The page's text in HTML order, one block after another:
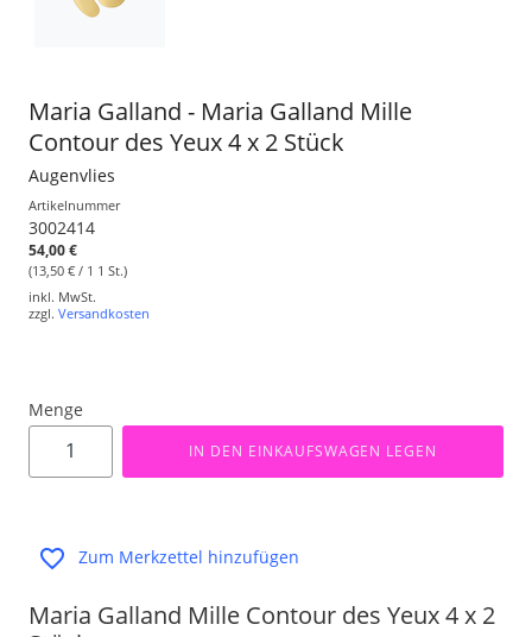
Maria Galland - Maria Galland Mille
Contour des Yeux 4 x 2 Stück
Augenvlies
Artikelnummer
3002414
54,00 €
(13,50 € / 1 1 St.)
inkl. MwSt.
zzgl. Versandkosten
Menge
IN DEN EINKAUFSWAGEN LEGEN
Zum Merkzettel hinzufügen
Maria Galland Mille Contour des Yeux 4 x 2